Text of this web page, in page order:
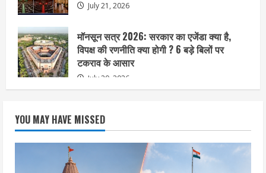
July 21, 2026
मॉनसून सत्र 2026: सरकार का एजेंडा क्या है,
विपक्ष की रणनीति क्या होगी ? 6 बड़े बिलों पर
टकराव के आसार
July 20, 2026
YOU MAY HAVE MISSED